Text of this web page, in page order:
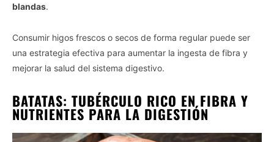
blandas.
Consumir higos frescos o secos de forma regular puede ser
una estrategia efectiva para aumentar la ingesta de fibra y
mejorar la salud del sistema digestivo.
BATATAS: TUBÉRCULO RICO EN FIBRA Y
NUTRIENTES PARA LA DIGESTIÓN